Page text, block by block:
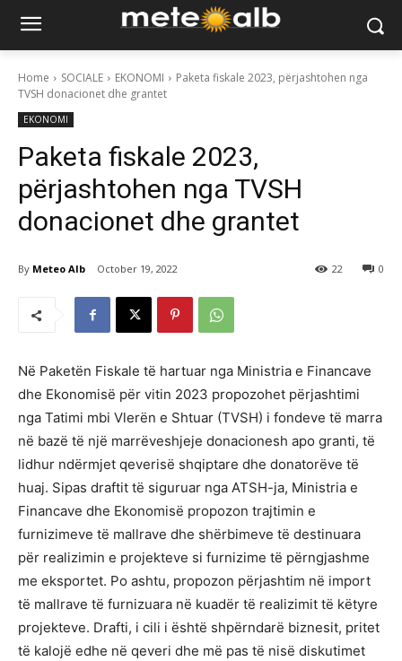
Home SOCIALE EKONOMI
Paketa fiskale 2023, përjashtohen nga
TVSH donacionet dhe grantet
EKONOMI
Paketa fiskale 2023,
përjashtohen nga TVSH
donacionet dhe grantet
By Meteo Alb October 19, 2022 0
22
Në Paketën Fiskale të hartuar nga Ministria e Financave
dhe Ekonomisë për vitin 2023 propozohet përjashtimi
nga Tatimi mbi Vlerën e Shtuar (TVSH) i fondeve të marra
në bazë të një marrëveshjeje donacionesh apo granti, të
lidhur ndërmjet qeverisë shqiptare dhe donatorëve të
huaj. Sipas draftit të siguruar nga ATSH-ja, Ministria e
Financave dhe Ekonomisë propozon trajtimin e
furnizimeve të mallrave dhe shërbimeve të destinuara
për realizimin e projekteve si furnizime të përngjashme
me eksportet. Po ashtu, propozon përjashtim në import
të mallrave të furnizuara në kuadër të realizimit të këtyre
projekteve. Drafti, i cili i është shpërndarë biznesit, pritet
të kalojë edhe në qeveri dhe më pas të nisë diskutimet